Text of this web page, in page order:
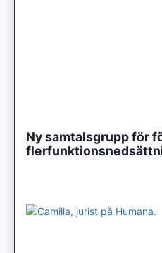
Ny samtalsgrupp för